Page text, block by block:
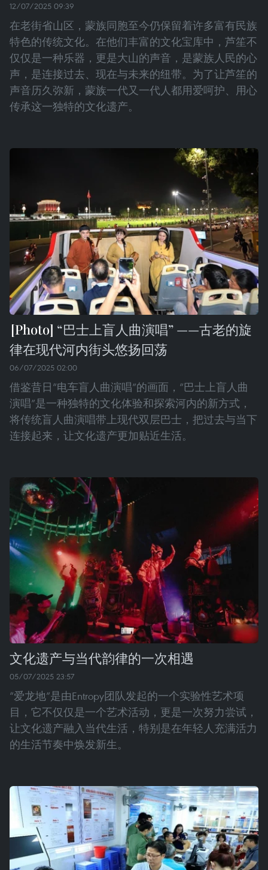
12/07/2025 09:39
在老街省山区，蒙族同胞至今仍保留着许多富有民族
特色的传统文化。在他们丰富的文化宝库中，芦笙不
仅仅是一种乐器，更是大山的声音，是蒙族人民的心
声，是连接过去、现在与未来的纽带。为了让芦笙的
声音历久弥新，蒙族一代又一代人都用爱呵护、用心
传承这一独特的文化遗产。
“巴士上盲人曲演唱” ——古老的旋
律在现代河内街头悠扬回荡
06/07/2025 02:00
借鉴昔日“电车盲人曲演唱”的画面，“巴士上盲人曲
演唱”是一种独特的文化体验和探索河内的新方式，
将传统盲人曲演唱带上现代双层巴士，把过去与当下
连接起来，让文化遗产更加贴近生活。
文化遗产与当代韵律的一次相遇
05/07/2025 23:57
“爱龙地”是由Entropy团队发起的一个实验性艺术项
目，它不仅仅是一个艺术活动，更是一次努力尝试，
让文化遗产融入当代生活，特别是在年轻人充满活力
的生活节奏中焕发新生。